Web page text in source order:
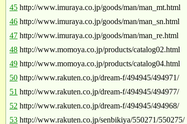
45 http://www.imuraya.co.jp/goods/man/man_mt.html
46 http://www.imuraya.co.jp/goods/man/man_sn.html
47 http://www.imuraya.co.jp/goods/man/man_re.html
48 http://www.momoya.co.jp/products/catalog02.html
49 http://www.momoya.co.jp/products/catalog04.html
50 http://www.rakuten.co.jp/dream-f/494945/494971/
51 http://www.rakuten.co.jp/dream-f/494945/494977/
52 http://www.rakuten.co.jp/dream-f/494945/494968/
53 http://www.rakuten.co.jp/senbikiya/550271/550275/